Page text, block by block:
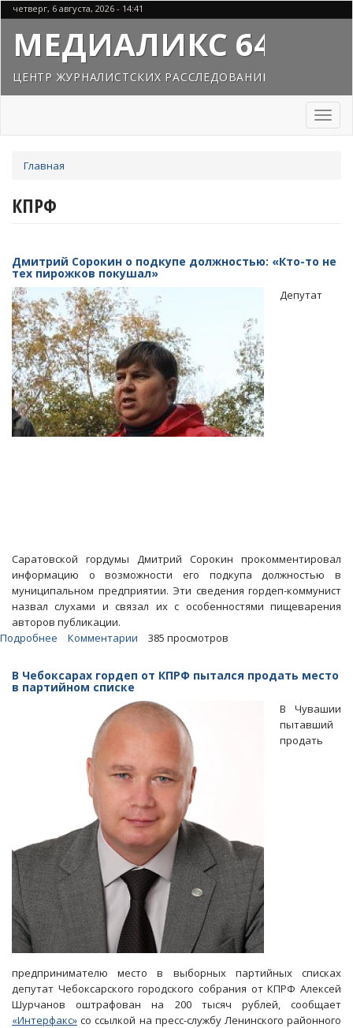
Перейти
к
основному
содержанию
четверг, 6 августа, 2026 - 14:41
МЕДИАЛИКС 64
ЦЕНТР ЖУРНАЛИСТСКИХ РАССЛЕДОВАНИЙ
Toggle
здесь
Главная
КПРФ
Дмитрий Сорокин о подкупе должностью: «Кто-то не
тех пирожков покушал»
Депутат
Саратовской гордумы Дмитрий Сорокин прокомментировал
информацию о возможности его подкупа должностью в
муниципальном предприятии. Эти сведения гордеп-коммунист
назвал слухами и связал их с особенностями пищеварения
авторов публикации.
Подробнее
о
должностью:
пирожков
покушал»
Комментарии 385 просмотров
В Чебоксарах гордеп от КПРФ пытался продать место
в партийном списке
В Чувашии
пытавший
продать
предпринимателю место в выборных партийных списках
депутат Чебоксарского городского собрания от КПРФ Алексей
Шурчанов оштрафован на 200 тысяч рублей, сообщает
«Интерфакс» со ссылкой на пресс-службу Ленинского районного